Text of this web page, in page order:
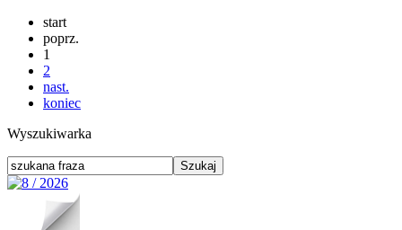
start
poprz.
1
2
nast.
koniec
Wyszukiwarka